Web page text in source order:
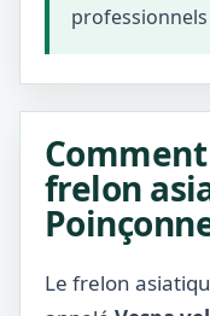
frelon
Le frelon